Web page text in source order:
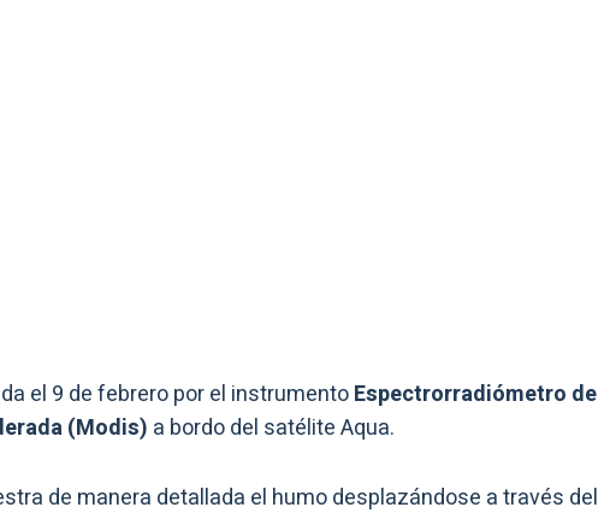
el 9 de febrero por el instrumentoEspectrorradiómetro de
(Modis) a bordo del satélite Aqua.
de manera detallada el humo desplazándose a través del